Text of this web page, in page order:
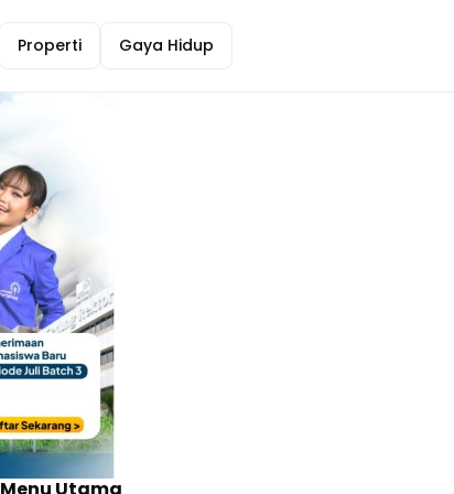
Properti Gaya Hidup